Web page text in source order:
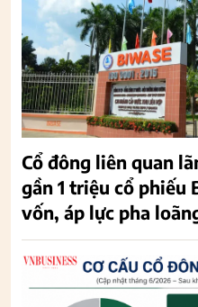
Cổ đông liên quan
gần 1 triệu cổ phiếu
vốn, áp lực pha